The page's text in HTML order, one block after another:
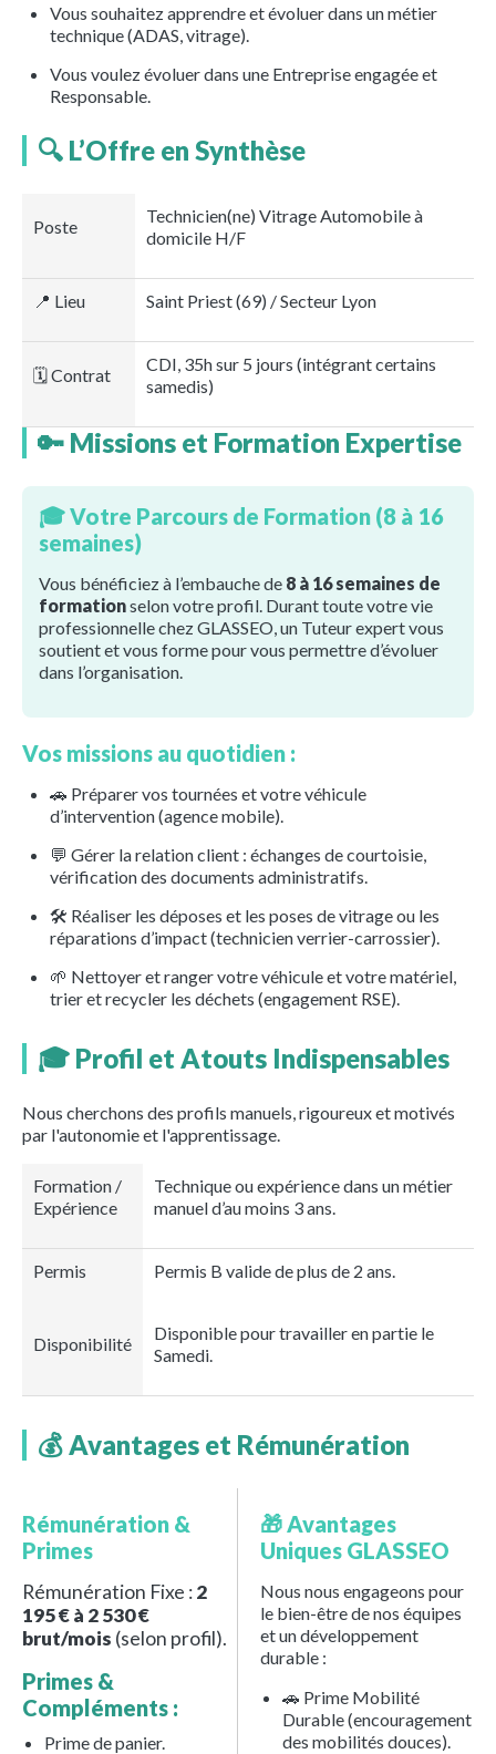
Vous souhaitez apprendre et évoluer dans un métier
technique (ADAS, vitrage).
Vous voulez évoluer dans une Entreprise engagée et
Responsable.
🔍 L’Offre en Synthèse
Poste
Technicien(ne) Vitrage Automobile à
domicile H/F
📍 Lieu Saint Priest (69) / Secteur Lyon
🗓️ Contrat
CDI, 35h sur 5 jours (intégrant certains
samedis)
🔑 Missions et Formation Expertise
🎓 Votre Parcours de Formation (8 à 16
semaines)
Vous bénéficiez à l’embauche de 8 à 16 semaines de
formationselon votre profil. Durant toute votre vie
professionnelle chez GLASSEO, un Tuteur expert vous
soutient et vous forme pour vous permettre d’évoluer
dans l’organisation.
Vos missions au quotidien :
🚗 Préparer vos tournées et votre véhicule
d’intervention (agence mobile).
💬 Gérer la relation client : échanges de courtoisie,
vérification des documents administratifs.
🛠️ Réaliser les déposes et les poses de vitrage ou les
réparations d’impact (technicien verrier-carrossier).
🌱 Nettoyer et ranger votre véhicule et votre matériel,
trier et recycler les déchets (engagement RSE).
🎓 Profil et Atouts Indispensables
Nous cherchons des profils manuels, rigoureux et motivés
par l'autonomie et l'apprentissage.
Formation /
Expérience
Technique ou expérience dans un métier
manuel d’au moins 3 ans.
Permis Permis B valide de plus de 2 ans.
Disponibilité
Disponible pour travailler en partie le
Samedi.
💰 Avantages et Rémunération
Rémunération &
Primes
Rémunération Fixe :2
195 € à 2 530 €
brut/mois (selon profil).
Primes &
Compléments :
Prime de panier.
🎁 Avantages
Uniques GLASSEO
Nous nous engageons pour
le bien-être de nos équipes
et un développement
durable :
🚗 Prime Mobilité
Durable (encouragement
des mobilités douces).